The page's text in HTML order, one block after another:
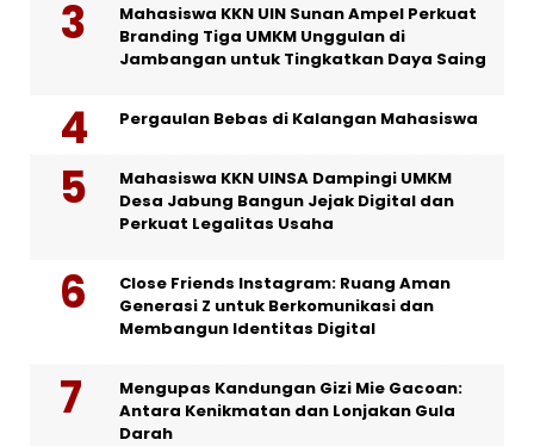
Mahasiswa KKN UIN Sunan Ampel Perkuat
Branding Tiga UMKM Unggulan di
Jambangan untuk Tingkatkan Daya Saing
Pergaulan Bebas di Kalangan Mahasiswa
Mahasiswa KKN UINSA Dampingi UMKM
Desa Jabung Bangun Jejak Digital dan
Perkuat Legalitas Usaha
Close Friends Instagram: Ruang Aman
Generasi Z untuk Berkomunikasi dan
Membangun Identitas Digital
Mengupas Kandungan Gizi Mie Gacoan:
Antara Kenikmatan dan Lonjakan Gula
Darah